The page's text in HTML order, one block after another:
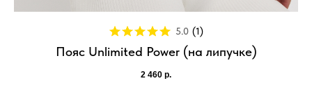
5.0 (1)
Пояс Unlimited Power (на липучке)
2 460 р.